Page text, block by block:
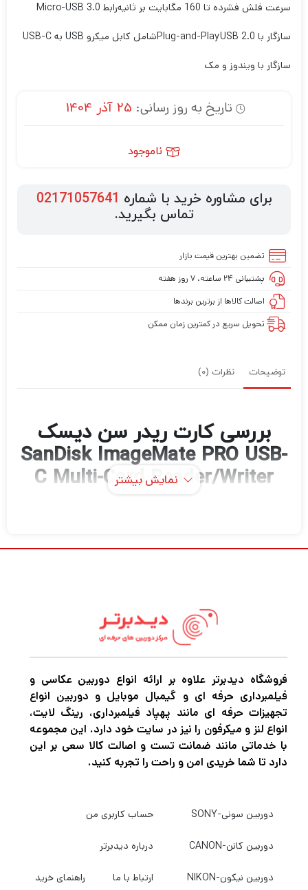
سرعت فلش فشرده تا 160 مگابایت بر ثانیه رابط Micro-USB 3.0
سازگار با USB 2.0 Plug-and-Playشامل کابل میکرو USB به USB-C
سازگار با ویندوز و مک
تاریخ به روز رسانی: 25 آذر 1404
ناموجود
برای مشاوره خرید با شماره 02171057641
تماس بگیرید.
تضمین بهترین قیمت بازار
پشتیبانی ۲۴ ساعته، ۷ روز هفته
اصالت کالاها از برترین برندها
تحویل سریع در کمترین زمان ممکن
توضیحات نظرات (0)
بررسی کارت ریدر سن دیسک
SanDisk ImageMate PRO USB-
C Multi-Card Reader/Writer
Reader/Writer ImageMate PRO USB-C از
microSD/SDHC/SDXC، و یک اسلات
رسانه‌های UHS-II با سرعت 312 مگابایت بر ثانیه
و همچنین رسانه‌های UHS-I و غیرUHS پشتیبانی
می‌کنند، در حالی که اسلات CompactFlash
استاندارد UDMA 7 را پشتیبانی می‌کند و سرعت
آن تا 160 مگابایت بر ثانیه است. این خواننده/
نویسنده از طریق اتوبوس تغذیه می‌شود و از
نمایش بیشتر
فروشگاه دیدبرتر علاوه بر ارائه انواع دوربین عکاسی و
فیلمبرداری حرفه ای و گیمبال موبایل و دوربین انواع
تجهیزات حرفه ای مانند پهپاد فیلمبرداری، رینگ لایت،
انواع لنز و میکرفون را نیز در سایت خود دارد. این مجموعه
با خدماتی مانند ضمانت تست و اصالت کالا سعی بر این
دارد تا شما خریدی امن و راحت را تجربه کنید.
دوربین سونی-SONY
دوربین کانن-CANON
دوربین نیکون-NIKON
حساب کاربری من
درباره دیدبرتر
ارتباط با ما راهنمای خرید